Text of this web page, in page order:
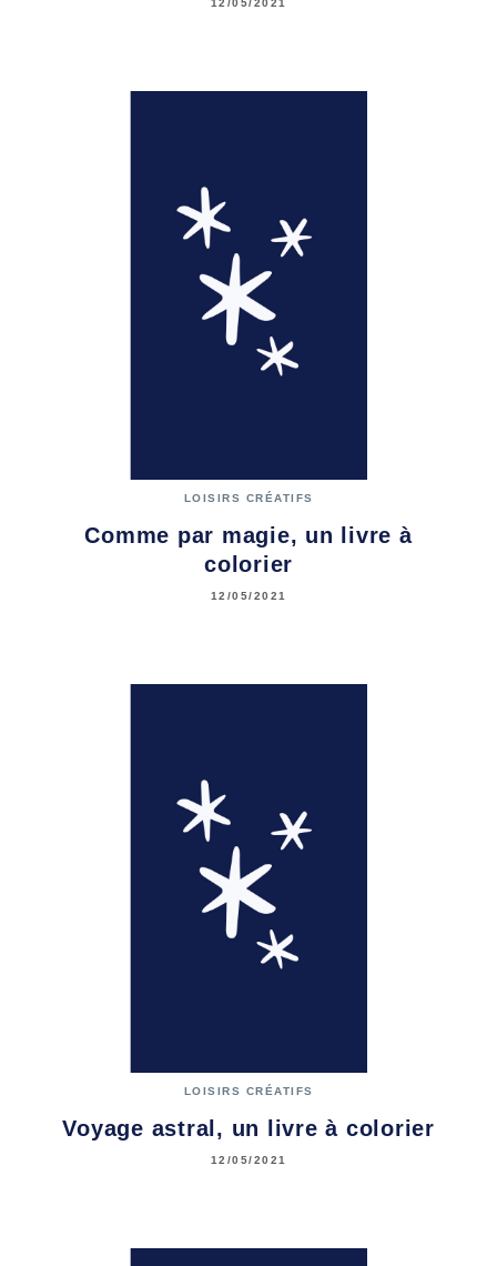
12/05/2021
LOISIRS CRÉATIFS
Comme par magie, un livre à
colorier
12/05/2021
LOISIRS CRÉATIFS
Voyage astral, un livre à colorier
12/05/2021